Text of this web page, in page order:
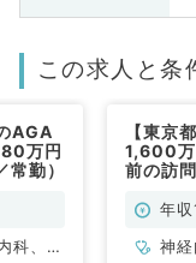
この求人と条
AGA
万円
勤）
科、外
【東京
1,600
前の訪
年
神